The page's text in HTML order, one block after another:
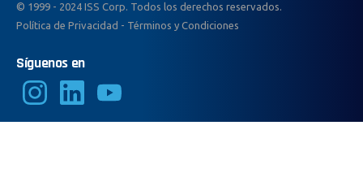
© 1999 - 2024 ISS Corp. Todos los derechos reservados.
Política de Privacidad - Términos y Condiciones
Síguenos en